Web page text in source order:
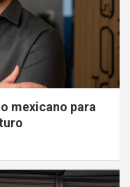
mexicano para